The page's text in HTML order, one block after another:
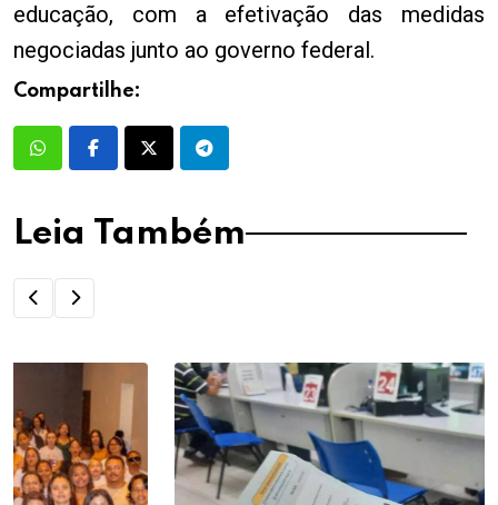
educação, com a efetivação das medidas
negociadas junto ao governo federal.
Compartilhe:
Leia Também